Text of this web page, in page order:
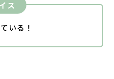
ス
いる！